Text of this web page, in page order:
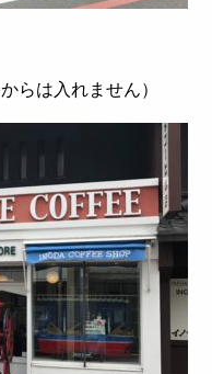
らは入れません）